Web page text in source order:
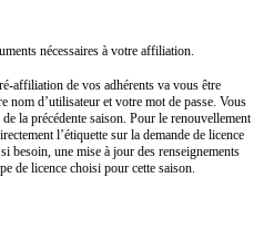
nécessaires à votre affiliation.
affiliation de vos adhérents va vous être
nom d’utilisateur et votre mot de passe. Vous
la précédente saison. Pour le renouvellement
l’étiquette sur la demande de licence
besoin, une mise à jour des renseignements
de licence choisi pour cette saison.